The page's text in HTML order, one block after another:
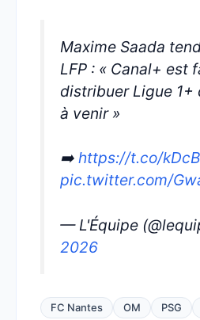
Maxime Saada
LFP : « Canal+ est
distribuer Ligue 1+
à venir »
➡️ https://t.co/
pic.twitter.com/
— L'Équipe
2026
FC Nantes OM PSG